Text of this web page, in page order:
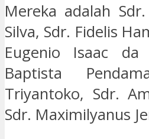
Mereka adalah
Silva, Sdr. Fidelis
Eugenio Isaac da
Baptista
Triyantoko, Sdr.
Sdr. Maximilyanus